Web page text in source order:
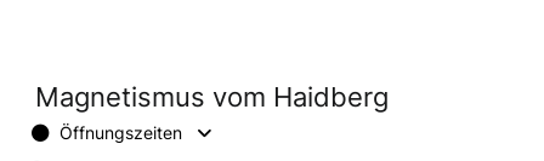
Magnetismus vom Haidberg
Öffnungszeiten